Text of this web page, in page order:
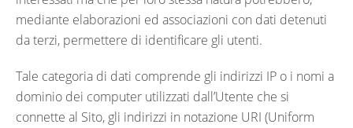
mediante elaborazioni ed associazioni con dati detenuti
da terzi, permettere di identificare gli utenti.
Tale categoria di dati comprende gli indirizzi IP o i nomi a
dominio dei computer utilizzati dall’Utente che si
connette al Sito, gli indirizzi in notazione URI (Uniform